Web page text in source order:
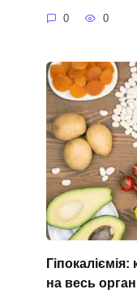
0 0
на весь